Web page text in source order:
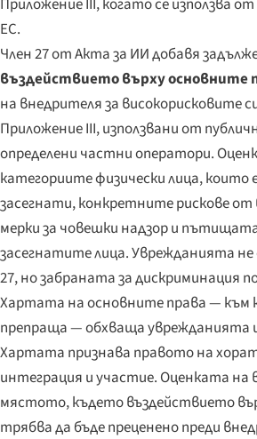
ЕС.
Член 27 от Акта за ИИ добавя
въздействието върху основните
на внедрителя за високорисковите
Приложение III, използвани от
определени частни оператори.
категориите физически лица,
засегнати, конкретните рискове от
мерки за човешки надзор и
засегнатите лица. Уврежданията не
27, но забраната за дискриминация
Хартата на основните права — към
препраща — обхваща уврежданията
Хартата признава правото на
интеграция и участие. Оценката на
мястото, където въздействието
трябва да бъде преценено преди